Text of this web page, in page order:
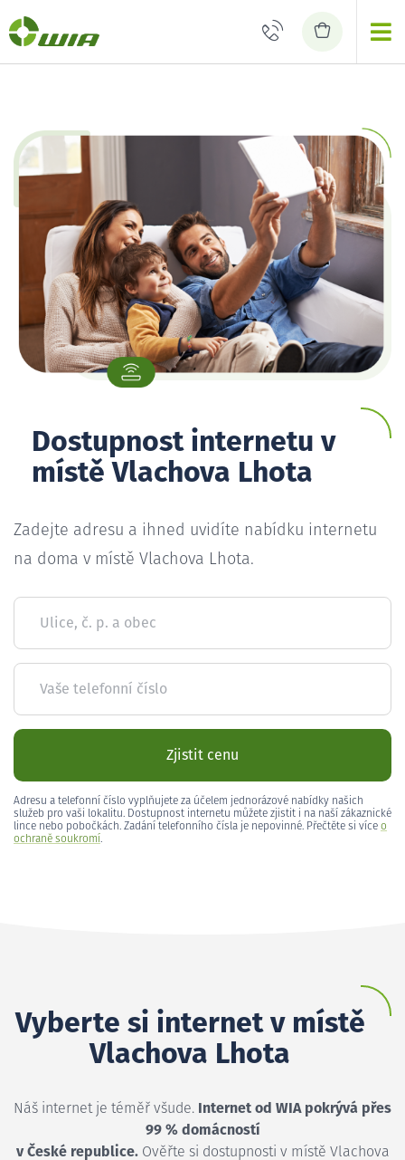
Dostupnost internetu v
místě Vlachova Lhota
Zadejte adresu a ihned uvidíte nabídku internetu
na doma v místě Vlachova Lhota.
Ulice, č. p. a obec
Vaše telefonní číslo
Zjistit cenu
Adresu a telefonní číslo vyplňujete za účelem jednorázové nabídky našich
služeb pro vaši lokalitu. Dostupnost internetu můžete zjistit i na naší zákaznické
lince nebo pobočkách. Zadání telefonního čísla je nepovinné. Přečtěte si více o
ochraně soukromí.
Vyberte si internet v místě
Vlachova Lhota
Náš internet je téměř všude. Internet od WIA pokrývá přes
99 % domácností
v České republice.Ověřte si dostupnosti v místě Vlachova